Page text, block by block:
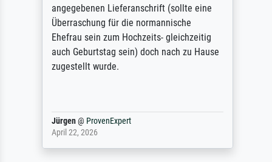
angegebenen Lieferanschrift (sollte eine
Überraschung für die normannische
Ehefrau sein zum Hochzeits- gleichzeitig
auch Geburtstag sein) doch nach zu Hause
zugestellt wurde.
Jürgen@ ProvenExpert
April 22, 2026